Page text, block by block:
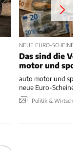
NEUE EURO-SCHEINE
Das sind die
motor und sport
auto motor und
neue Euro-Scheine
Politik & Wirtschaft